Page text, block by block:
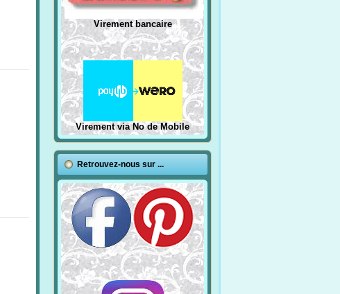
Virement bancaire
Virement via No de Mobile
Retrouvez-nous sur ...